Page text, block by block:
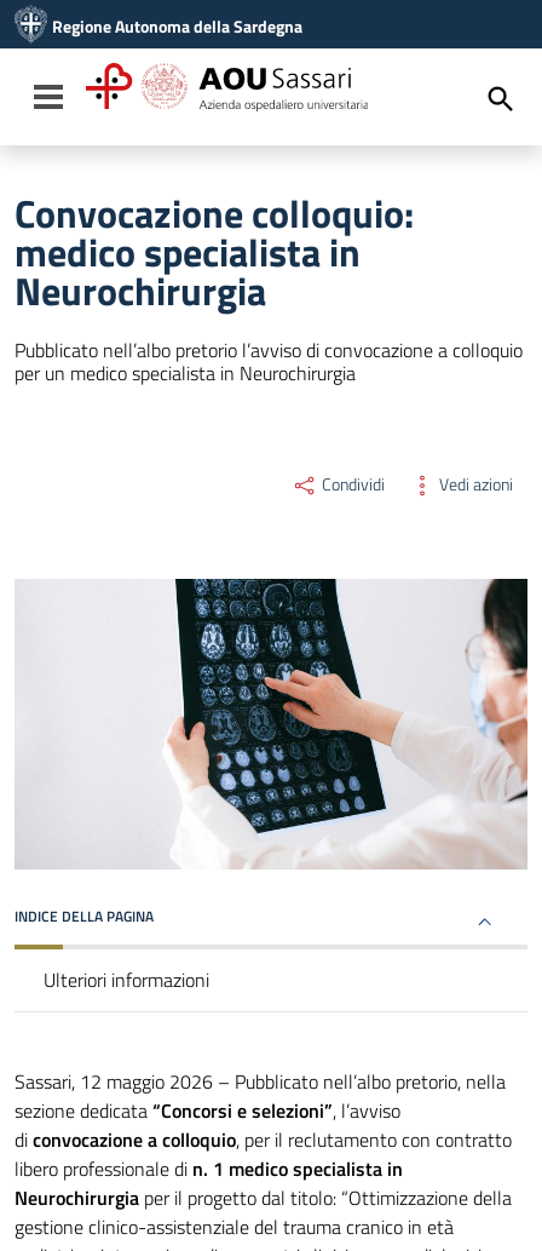
Vai al menu di navigazione
Vai al footer
Regione Autonoma della Sardegna
Toggle navigation
Convocazione colloquio:
medico specialista in
Neurochirurgia
Pubblicato nell’albo pretorio l’avviso di convocazione a colloquio
per un medico specialista in Neurochirurgia
Condividi Vedi azioni
INDICE DELLA PAGINA
Ulteriori informazioni
Sassari, 12 maggio 2026 – Pubblicato nell’albo pretorio, nella
sezione dedicata“Concorsi e selezioni”, l’avviso
diconvocazione a colloquio, per il reclutamento con contratto
libero professionale di n. 1 medico specialista in
Neurochirurgia per il progetto dal titolo: “Ottimizzazione della
gestione clinico-assistenziale del trauma cranico in età